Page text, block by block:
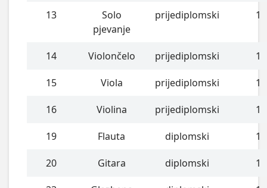
13
Solo
pjevanje
prijediplomski 1
14 Violončelo prijediplomski 1
15 Viola prijediplomski 1
16 Violina prijediplomski 1
19 Flauta diplomski 1
20 Gitara diplomski 1